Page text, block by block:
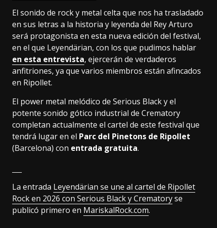
El sonido de rock y metal celta que nos ha trasladado
en sus letras a la historia y leyenda del Rey Arturo
será protagonista en esta nueva edición del festival,
en el que Leyendärian, con los que pudimos hablar
en esta entrevista, ejercerán de verdaderos
anfitriones, ya que varios miembros están afincados
en Ripollet.
El power metal melódico de Serious Black y el
potente sonido gótico industrial de Crematory
completan actualmente el cartel de este festival que
tendrá lugar en el Parc del Pinetons de Ripollet
(Barcelona) con entrada gratuita.
La entrada Leyendärian se une al cartel de Ripollet
Rock en 2026 con Serious Black y Crematoryse
publicó primero en MariskalRock.com.